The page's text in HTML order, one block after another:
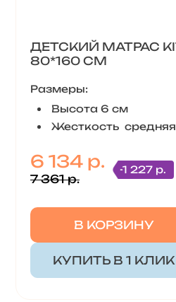
ДЕТСКИЙ МАТРАС
80*160 СМ
Размеры:
Высота 6 см
Жесткость средняя
6 134 р.
7 361 р.
-1 227 р.
В КОРЗИНУ
КУПИТЬ В 1 КЛИК